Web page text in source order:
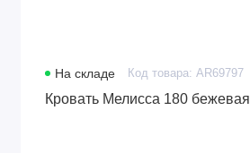
На складе Код товара: AR69797
Кровать Мелисса 180 бежевая